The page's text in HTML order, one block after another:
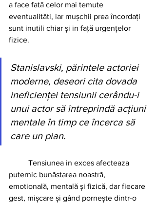
a face fată celor mai temute
eventualităti, iar mușchii prea încordați
sunt inutili chiar și in față urgențelor
fizice.
Stanislavski, părintele actoriei
moderne, deseori cita dovada
ineficienței tensiunii cerându-i
unui actor să întreprindă acțiuni
mentale în timp ce încerca să
care un pian.
puternic bunăstarea noastră,
emotională, mentală și fizică, dar fiecare
gest, mișcare și gând pornește dintr-o